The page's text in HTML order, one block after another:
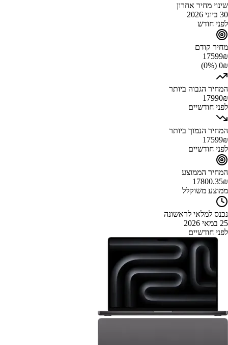
שינוי מחיר אחרון
30 ביוני 2026
לפני חודש
מחיר קודם
17599₪
0₪ (0%)
המחיר הגבוה ביותר
17990₪
לפני חודשיים
המחיר הנמוך ביותר
17599₪
לפני חודשיים
המחיר הממוצע
17800.35₪
ממוצע משוקלל
נכנס למלאי לראשונה
25 במאי 2026
לפני חודשיים